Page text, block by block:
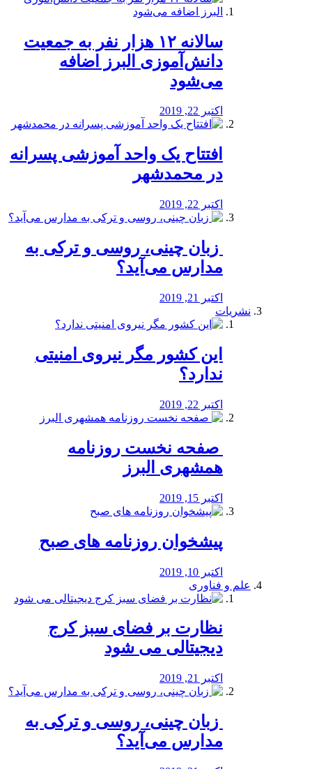
️سالانه ۱۲ هزار نفر به جمعیت
دانش‌آموزی البرز اضافه
می‌شود
اکتبر 22, 2019
افتتاح یک واحد آموزشی پسرانه
در محمدشهر
اکتبر 22, 2019
️ زبان چینی، روسی و ترکی به
مدارس می‌آید؟
اکتبر 21, 2019
نشریات
این کشور مگر نیروی امنیتی
ندارد؟
اکتبر 22, 2019
️ صفحه نخست روزنامه‌
همشهری البرز
اکتبر 15, 2019
پیشخوان روزنامه های صبح
اکتبر 10, 2019
علم و فناوری
نظارت بر فضای سبز کرج
دیجیتالی می شود
اکتبر 21, 2019
️ زبان چینی، روسی و ترکی به
مدارس می‌آید؟